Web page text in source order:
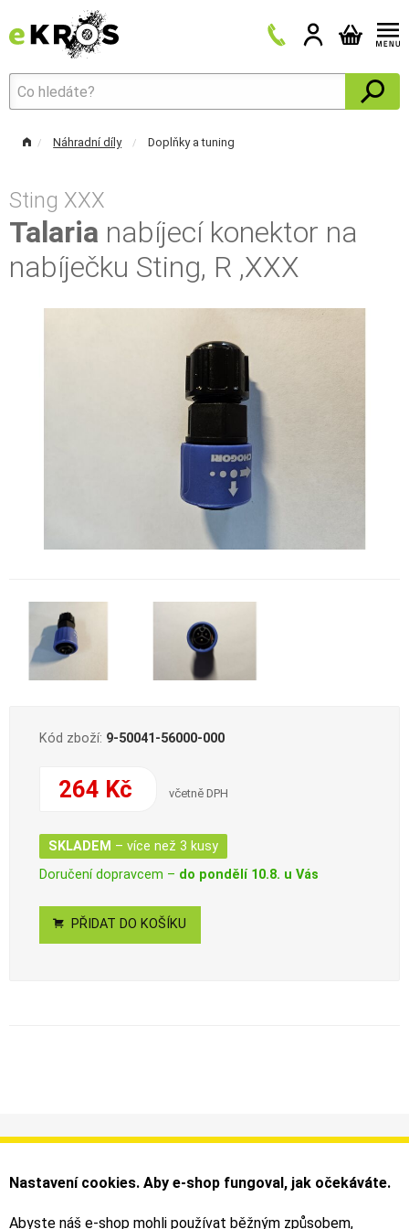
Náhradní díly Doplňky a tuning
Sting XXX
Talaria nabíjecí konektor na
nabíječku Sting, R ,XXX
Kód zboží: 9-50041-56000-000
264 Kč včetně DPH
SKLADEM – více než 3 kusy
Doručení dopravcem – do pondělí 10.8. u Vás
PŘIDAT DO KOŠÍKU
Informace
Obchodní podmínky
Můj účet
Faktury
Nastavení cookies. Aby e-shop fungoval, jak očekáváte.
Abyste náš e-shop mohli používat běžným způsobem,